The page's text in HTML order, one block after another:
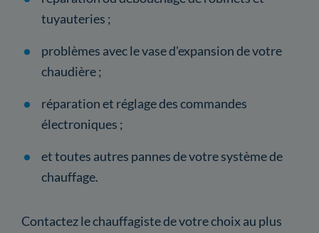
tuyauteries ;
problèmes avec le vase d'expansion de votre
chaudière ;
réparation et réglage des commandes
électroniques ;
et toutes autres pannes de votre système de
chauffage.
Contactez le chauffagiste de votre choix au plus